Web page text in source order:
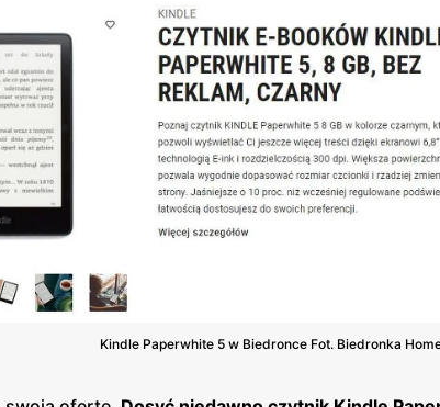
Kindle Paperwhite 5 w Biedronce Fot. Biedronka